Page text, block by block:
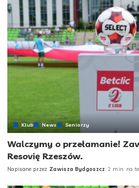
Klub News Seniorzy
Walczymy o przełamanie!
Resovię Rzeszów.
Posted
Napisane przez Zawisza Bydgoszcz 2 min. na